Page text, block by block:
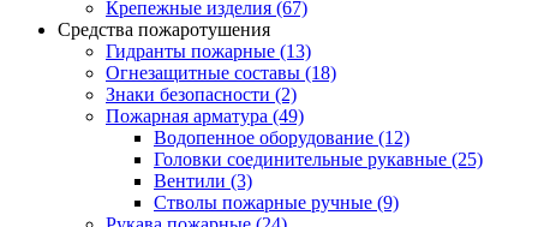
Крепежные изделия (67)
Средства пожаротушения
Гидранты пожарные (13)
Огнезащитные составы (18)
Знаки безопасности (2)
Пожарная арматура (49)
Водопенное оборудование (12)
Головки соединительные рукавные (25)
Вентили (3)
Стволы пожарные ручные (9)